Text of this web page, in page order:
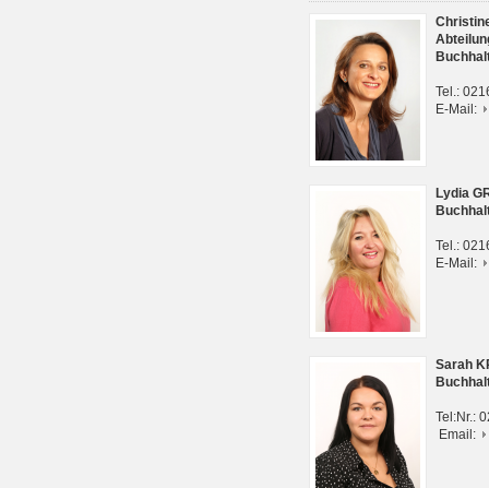
Tel.:
E-Mail:
Lydia
Tel.:
E-Mail:
Sarah
Tel:Nr.:
Email: